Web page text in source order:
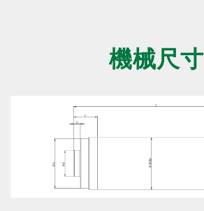
機械尺寸